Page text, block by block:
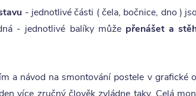
- jednotlivé části ( čela, bočnice, dno )
- jednotlivé balíky může přenášet a
a návod na smontování postele v grafické